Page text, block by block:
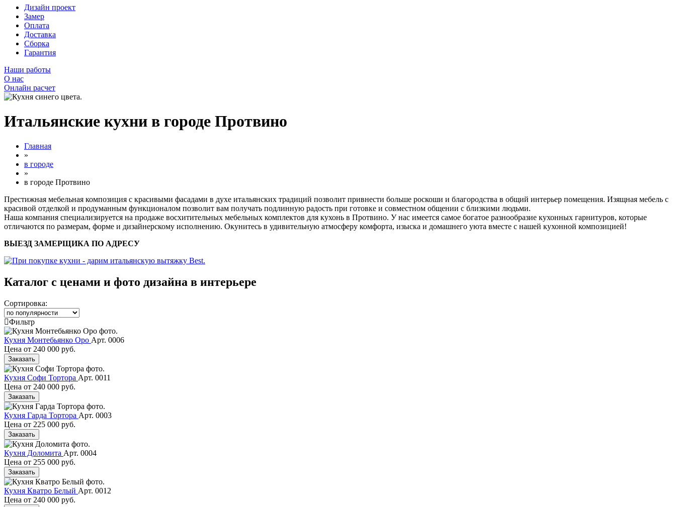
Дизайн проект
Замер
Оплата
Доставка
Сборка
Гарантия
Наши работы
О нас
Онлайн расчет
Итальянские кухни в городе Протвино
Главная
»
в городе
»
в городе Протвино
Престижная мебельная композиция с красивыми фасадами в духе итальянских традиций позволит привнести больше роскоши и благородства в общий интерьер помещения. Изящная мебель с
красивой отделкой и продуманным функционалом позволит вам получать подлинную радость при готовке и совместном общении с близкими людьми.
Наша компания специализируется на продаже восхитительных мебельных комплектов для кухонь в Протвино. У нас имеется самое богатое разнообразие кухонных гарнитуров, которые
отличаются по размерам, форме и дизайнерскому исполнению. Окунитесь в удивительную атмосферу комфорта, изыска и домашнего уюта вместе с нашей кухонной композицией!
ВЫЕЗД ЗАМЕРЩИКА ПО АДРЕСУ
Каталог с ценами и фото дизайна в интерьере
Сортировка:
Фильтр
Кухня Монтебьянко Оро Арт. 0006
Цена от 240 000 руб.
Заказать
Кухня Софи Тортора Арт. 0011
Цена от 240 000 руб.
Заказать
Кухня Гарда Тортора Арт. 0003
Цена от 225 000 руб.
Заказать
Кухня Доломита Арт. 0004
Цена от 255 000 руб.
Заказать
Кухня Кватро Белый Арт. 0012
Цена от 240 000 руб.